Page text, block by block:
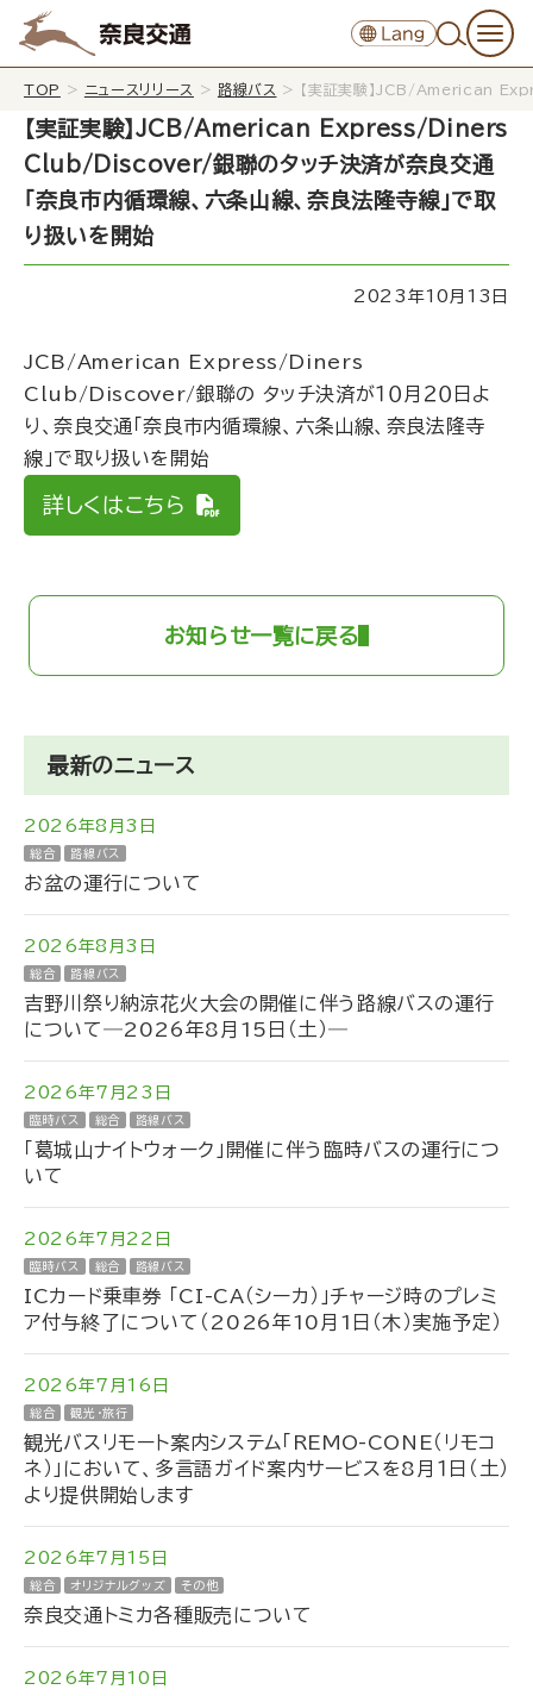
TOP > ニュースリリース > 路線バス > 【実証実験】JCB/American
【実証実験】JCB/American Express/Diners
Club/Discover/銀聯のタッチ決済が奈良交通
「奈良市内循環線、六条山線、奈良法隆寺線」で取
り扱いを開始
2023年10月13日
JCB/American Express/Diners
Club/Discover/銀聯の タッチ決済が１０月２０日よ
り、奈良交通「奈良市内循環線、六条山線、奈良法隆寺
線」で取り扱いを開始
詳しくはこちら
お知らせ一覧に戻る
最新のニュース
2026年8月3日
総合 路線バス
お盆の運行について
2026年8月3日
総合 路線バス
吉野川祭り納涼花火大会の開催に伴う路線バスの運行
について―2026年8月15日（土）―
2026年7月23日
臨時バス 総合 路線バス
「葛城山ナイトウォーク」開催に伴う臨時バスの運行につ
いて
2026年7月22日
臨時バス 総合 路線バス
ICカード乗車券 「CI-CA（シーカ）」チャージ時のプレミ
ア付与終了について（2026年10月1日（木）実施予定）
2026年7月16日
総合 観光・旅行
観光バスリモート案内システム「REMO-CONE（リモコ
ネ）」において、多言語ガイド案内サービスを8月１日（土）
より提供開始します
2026年7月15日
総合 オリジナルグッズ その他
奈良交通トミカ各種販売について
2026年7月10日